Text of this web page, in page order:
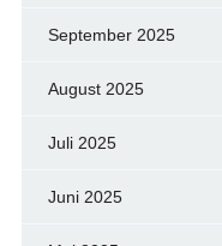
September 2025
August 2025
Juli 2025
Juni 2025